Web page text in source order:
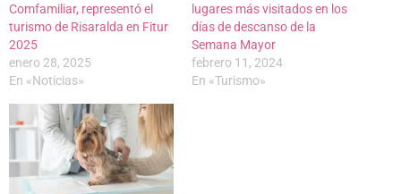
Comfamiliar, representó el
turismo de Risaralda en Fitur
2025
enero 28, 2025
En «Noticias»
lugares más visitados en los
días de descanso de la
Semana Mayor
febrero 11, 2024
En «Turismo»